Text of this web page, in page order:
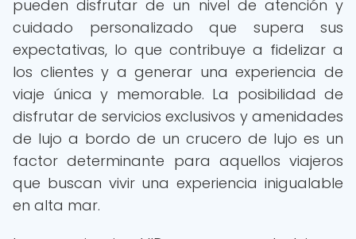
pueden disfrutar de un nivel de atención y
cuidado personalizado que supera sus
expectativas, lo que contribuye a fidelizar a
los clientes y a generar una experiencia de
viaje única y memorable. La posibilidad de
disfrutar de servicios exclusivos y amenidades
de lujo a bordo de un crucero de lujo es un
factor determinante para aquellos viajeros
que buscan vivir una experiencia inigualable
en alta mar.